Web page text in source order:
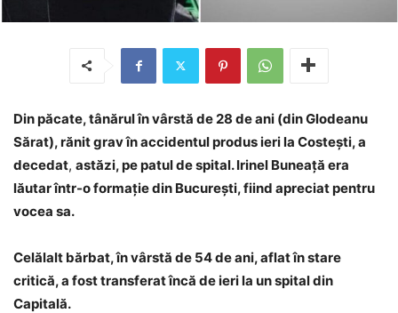
Din păcate, tânărul în vârstă de 28 de ani (din Glodeanu
Sărat), rănit grav în accidentul produs ieri la Costești, a
decedat, astăzi, pe patul de spital. Irinel Buneață era
lăutar într-o formație din București, fiind apreciat pentru
vocea sa.
Celălalt bărbat, în vârstă de 54 de ani, aflat în stare
critică, a fost transferat încă de ieri la un spital din
Capitală.